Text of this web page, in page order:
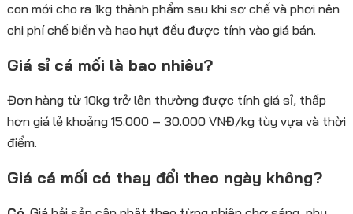
con mới cho ra 1kg thành phẩm sau khi sơ chế và phơi nên
chi phí chế biến và hao hụt đều được tính vào giá bán.
Giá sỉ cá mối là bao nhiêu?
Đơn hàng từ 10kg trở lên thường được tính giá sỉ, thấp
hơn giá lẻ khoảng 15.000 – 30.000 VNĐ/kg tùy vựa và thời
điểm.
Giá cá mối có thay đổi theo ngày không?